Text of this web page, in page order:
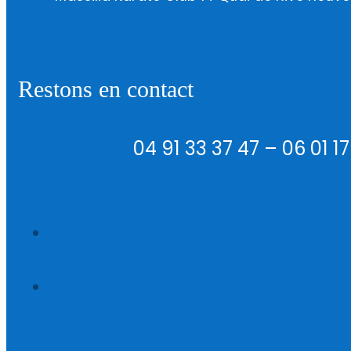
Restons en contact
04 91 33 37 47 – 06 01